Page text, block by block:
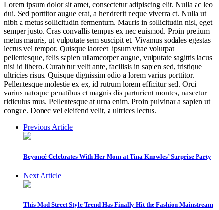
Lorem ipsum dolor sit amet, consectetur adipiscing elit. Nulla ac leo
dui. Sed porttitor augue erat, a hendrerit neque viverra et. Nulla ut
nibh a metus sollicitudin fermentum. Mauris in sollicitudin nisl, eget
semper justo. Cras convallis tempus ex nec euismod. Proin pretium
metus mauris, ut vulputate sem suscipit et. Vivamus sodales egestas
lectus vel tempor. Quisque laoreet, ipsum vitae volutpat
pellentesque, felis sapien ullamcorper augue, vulputate sagittis lacus
nisi id libero. Curabitur velit ante, facilisis in sapien sed, tristique
ultricies risus. Quisque dignissim odio a lorem varius porttitor.
Pellentesque molestie ex ex, id rutrum lorem efficitur sed. Orci
varius natoque penatibus et magnis dis parturient montes, nascetur
ridiculus mus. Pellentesque at urna enim. Proin pulvinar a sapien ut
congue. Donec vel eleifend velit, a ultrices lectus.
Previous Article
Beyoncé Celebrates With Her Mom at Tina Knowles’ Surprise Party
Next Article
This Mad Street Style Trend Has Finally Hit the Fashion Mainstream